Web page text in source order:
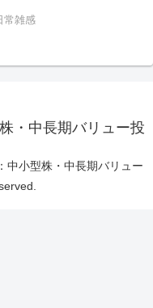
常雑感
・中長期バリュー投
中小型株・中長期バリュー